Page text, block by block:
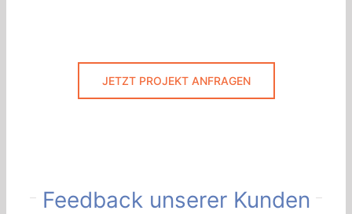
JETZT PROJEKT ANFRAGEN
Feedback unserer Kunden